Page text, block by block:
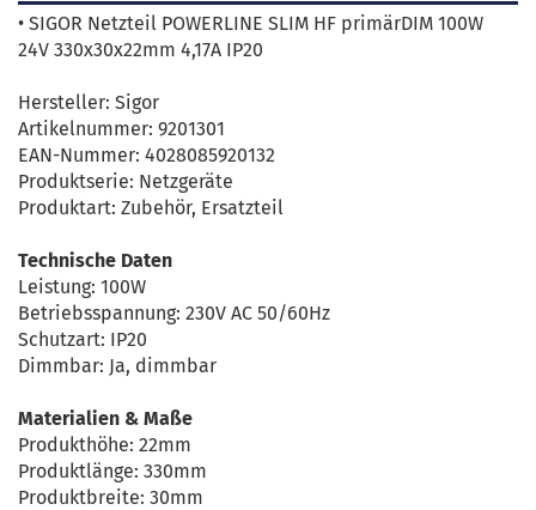
• SIGOR Netzteil POWERLINE SLIM HF primärDIM 100W
24V 330x30x22mm 4,17A IP20
Hersteller: Sigor
Artikelnummer: 9201301
EAN-Nummer: 4028085920132
Produktserie: Netzgeräte
Produktart: Zubehör, Ersatzteil
Technische Daten
Leistung: 100W
Betriebsspannung: 230V AC 50/60Hz
Schutzart: IP20
Dimmbar: Ja, dimmbar
Materialien & Maße
Produkthöhe: 22mm
Produktlänge: 330mm
Produktbreite: 30mm